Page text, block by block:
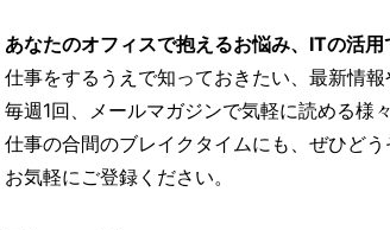
あなたのオフィスで抱えるお悩み、ITの活
仕事をするうえで知っておきたい、最新情
毎週1回、メールマガジンで気軽に読める様
仕事の合間のブレイクタイムにも、ぜひどう
お気軽にご登録ください。